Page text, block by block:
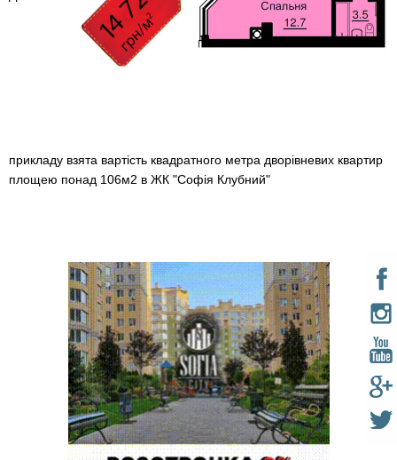
прикладу взята вартість квадратного метра дворівневих квартир
площею понад 106м2 в ЖК "Софія Клубний"